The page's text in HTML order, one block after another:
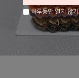
하루동안 열지 않기